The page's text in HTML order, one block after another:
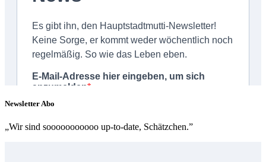
Newsletter Abo
„Wir sind sooooooooooo up-to-date, Schätzchen.”